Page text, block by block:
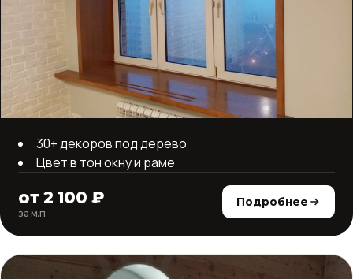
30+ декоров под дерево
Цвет в тон окну и раме
от 2 100 ₽
за м.п.
Подробнее